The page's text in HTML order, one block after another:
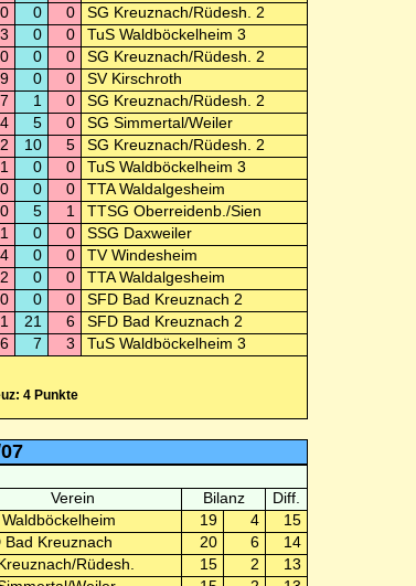
0 0 0
SG Kreuznach/Rüdesh. 2
3 0 0
TuS Waldböckelheim 3
0 0 0
SG Kreuznach/Rüdesh. 2
9 0 0
SV Kirschroth
7 1 0
SG Kreuznach/Rüdesh. 2
4 5 0
SG Simmertal/Weiler
2 10 5
SG Kreuznach/Rüdesh. 2
1 0 0
TuS Waldböckelheim 3
0 0 0
TTA Waldalgesheim
0 5 1
TTSG Oberreidenb./Sien
0 0
SSG Daxweiler
4 0 0
TV Windesheim
0 0
TTA Waldalgesheim
0 0 0
SFD Bad Kreuznach 2
1 21 6
SFD Bad Kreuznach 2
6 7 3 TuS Waldböckelheim 3
4 Punkte
Verein Bilanz
Diff.
19 4
15
Bad Kreuznach 20 6
14
Rüdesh. 15 2
13